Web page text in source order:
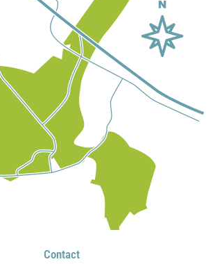
Contact